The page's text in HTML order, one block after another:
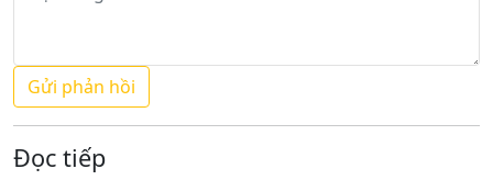
Đọc tiếp